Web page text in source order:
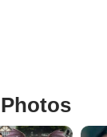
Photos